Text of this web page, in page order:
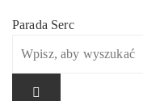
Nawigacja
wpisu
Parada Serc